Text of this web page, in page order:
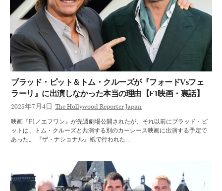
ブラッド・ピット＆トム・クルーズが『フォードvsフェ
ラーリ』に出演しなかった本当の理由【F1映画・裏話】
2025年7月4日 The Hollywood Reporter Japan
映画『F1／エフワン』が先週劇場公開されたが、それ以前にブラッド・ピ
ットは、トム・クルーズと共演する別のカーレース映画に出演する予定で
あった。 『ザ・ナショナル』紙で行われた…